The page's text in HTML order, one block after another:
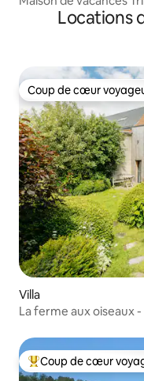
Locations
Coup de cœur
Coup de cœur
Villa
La ferme aux oiseaux
Coups de cœur
Coup de cœur